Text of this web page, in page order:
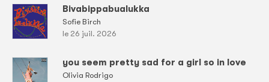
Bivabippabualukka
Sofie Birch
le 26 juil. 2026
you seem pretty sad for a girl so in love
Olivia Rodrigo